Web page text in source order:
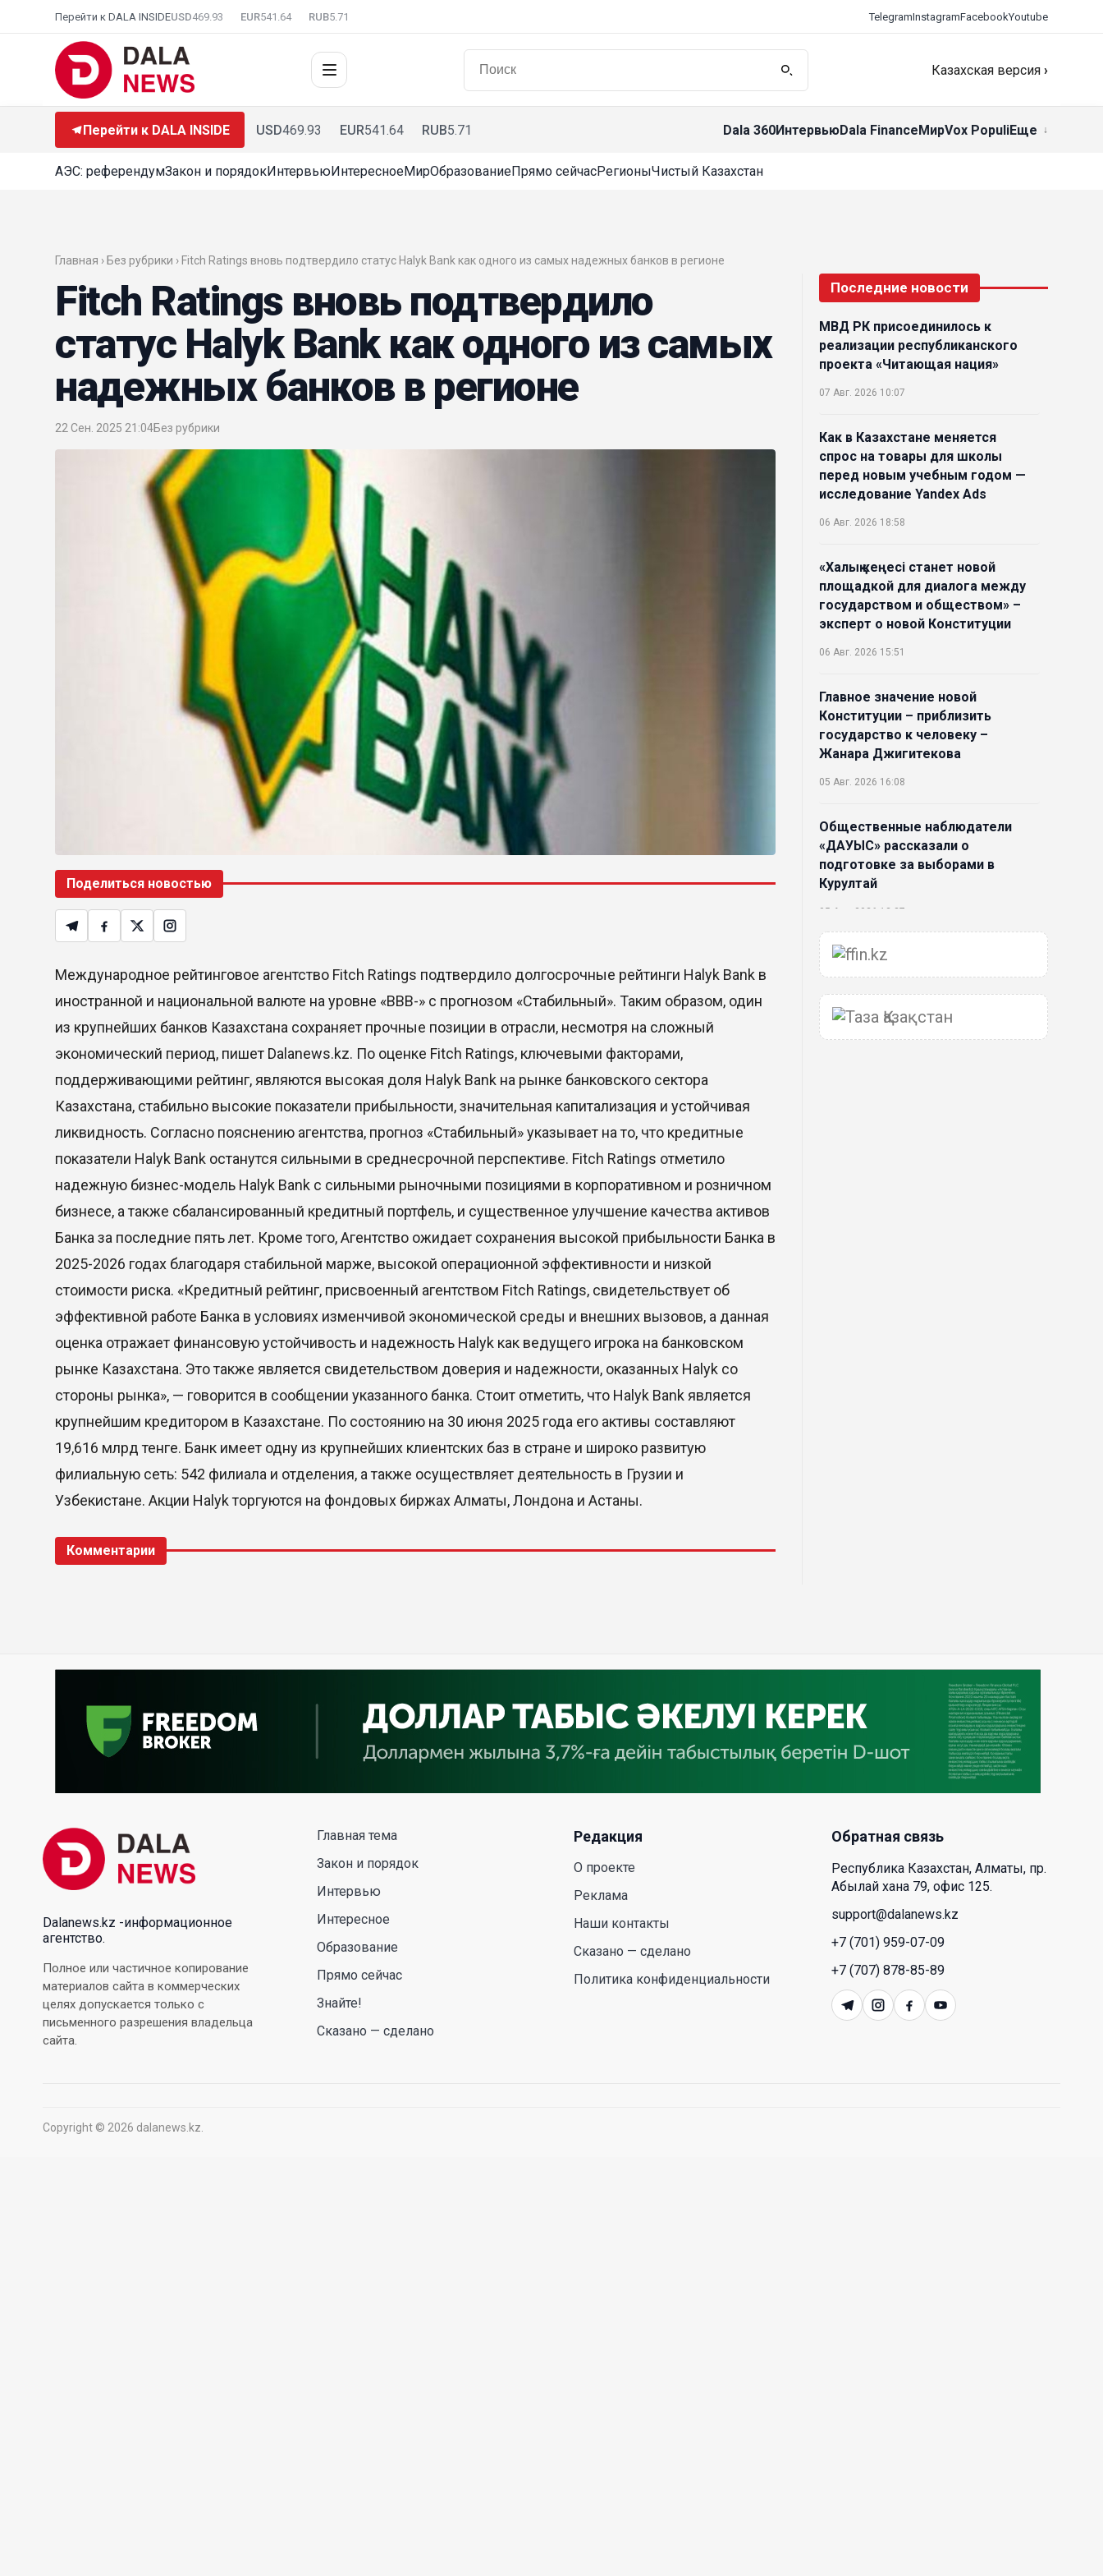
Перейти к DALA INSIDEUSD469.93 EUR541.64 RUB5.71 TelegramInstagramFacebookYoutube
Казахская версия ›
Перейти к DALA INSIDE USD469.93 EUR541.64 RUB5.71 Dala 360ИнтервьюDala FinanceМирVox PopuliЕще
АЭС: референдумЗакон и порядокИнтервьюИнтересноеМирОбразованиеПрямо сейчасРегионыЧистый Казахстан
Главная › Без рубрики › Fitch Ratings вновь подтвердило статус Halyk Bank как одного из самых надежных банков в регионе
Fitch Ratings вновь подтвердило
статус Halyk Bank как одного из самых
надежных банков в регионе
22 Сен. 2025 21:04Без рубрики
Поделиться новостью
Международное рейтинговое агентство Fitch Ratings подтвердило долгосрочные рейтинги Halyk Bank в
иностранной и национальной валюте на уровне «BBB-» с прогнозом «Стабильный». Таким образом, один
из крупнейших банков Казахстана сохраняет прочные позиции в отрасли, несмотря на сложный
экономический период, пишет Dalanews.kz. По оценке Fitch Ratings, ключевыми факторами,
поддерживающими рейтинг, являются высокая доля Halyk Bank на рынке банковского сектора
Казахстана, стабильно высокие показатели прибыльности, значительная капитализация и устойчивая
ликвидность. Согласно пояснению агентства, прогноз «Стабильный» указывает на то, что кредитные
показатели Halyk Bank останутся сильными в среднесрочной перспективе. Fitch Ratings отметило
надежную бизнес-модель Halyk Bank с сильными рыночными позициями в корпоративном и розничном
бизнесе, а также сбалансированный кредитный портфель, и существенное улучшение качества активов
Банка за последние пять лет. Кроме того, Агентство ожидает сохранения высокой прибыльности Банка в
2025-2026 годах благодаря стабильной марже, высокой операционной эффективности и низкой
стоимости риска. «Кредитный рейтинг, присвоенный агентством Fitch Ratings, свидетельствует об
эффективной работе Банка в условиях изменчивой экономической среды и внешних вызовов, а данная
оценка отражает финансовую устойчивость и надежность Halyk как ведущего игрока на банковском
рынке Казахстана. Это также является свидетельством доверия и надежности, оказанных Halyk со
стороны рынка», — говорится в сообщении указанного банка. Стоит отметить, что Halyk Bank является
крупнейшим кредитором в Казахстане. По состоянию на 30 июня 2025 года его активы составляют
19,616 млрд тенге. Банк имеет одну из крупнейших клиентских баз в стране и широко развитую
филиальную сеть: 542 филиала и отделения, а также осуществляет деятельность в Грузии и
Узбекистане. Акции Halyk торгуются на фондовых биржах Алматы, Лондона и Астаны.
Комментарии
Последние новости
МВД РК присоединилось к
реализации республиканского
проекта «Читающая нация»
07 Авг. 2026 10:07
Как в Казахстане меняется
спрос на товары для школы
перед новым учебным годом —
исследование Yandex Ads
06 Авг. 2026 18:58
«Халық кеңесі станет новой
площадкой для диалога между
государством и обществом» –
эксперт о новой Конституции
06 Авг. 2026 15:51
Главное значение новой
Конституции – приблизить
государство к человеку –
Жанара Джигитекова
05 Авг. 2026 16:08
Общественные наблюдатели
«ДАУЫС» рассказали о
подготовке за выборами в
Курултай
05 Авг. 2026 12:27
Новая глава для Xiaomi EV:
Xiaomi представила техническую
архитектуру Xiaomi Kunlun и
серию Xiaomi SkyNomad
04 Авг. 2026 18:35
HONOR расширяет стратегию
бизнеса и переходит к развитию
экосистемы устройств с
искусственным интеллектом
Новые ориентиры
экономического партнерства:
какие возможности открывает
форум Казахстана и России
26 Июл. 2026 12:11
выйдут в эфире республиканских
телеканалов
23 Июл. 2026 21:15
Dalanews.kz -информационное
агентство.
Полное или частичное копирование
материалов сайта в коммерческих
целях допускается только с
письменного разрешения владельца
сайта.
Главная тема
Закон и порядок
Интервью
Интересное
Образование
Прямо сейчас
Знайте!
Сказано — сделано
Редакция
О проекте
Реклама
Наши контакты
Сказано — сделано
Политика конфиденциальности
Обратная связь
Республика Казахстан, Алматы, пр.
Абылай хана 79, офис 125.
support@dalanews.kz
+7 (701) 959-07-09
+7 (707) 878-85-89
Copyright © 2026 dalanews.kz.